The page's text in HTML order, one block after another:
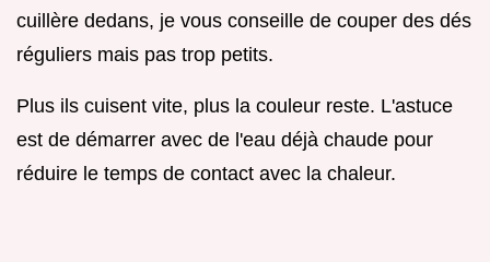
cuillère dedans, je vous conseille de couper des dés
réguliers mais pas trop petits.
Plus ils cuisent vite, plus la couleur reste. L'astuce
est de démarrer avec de l'eau déjà chaude pour
réduire le temps de contact avec la chaleur.